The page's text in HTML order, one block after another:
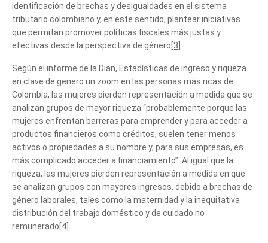
Cuéntanos, ¿Cómo
te podemos ayudar?
identificación de brechas y desigualdades en el sistema
tributario colombiano y, en este sentido, plantear iniciativas
que permitan promover políticas fiscales más justas y
efectivas desde la perspectiva de género [3]
Según el informe de la Dian, Estadísticas de ingreso y riqueza
en clave de genero un zoom en las personas más ricas de
Colombia, las mujeres pierden representación a medida que se
analizan grupos de mayor riqueza “probablemente porque las
mujeres enfrentan barreras para emprender y para acceder a
productos financieros como créditos, suelen tener menos
activos o propiedades a su nombre y, para sus empresas, es
más complicado acceder a financiamiento”. Al igual que la
riqueza, las mujeres pierden representación a medida en que
se analizan grupos con mayores ingresos, debido a brechas de
género laborales, tales como la maternidad y la inequitativa
distribución del trabajo doméstico y de cuidado no
remunerado [4]